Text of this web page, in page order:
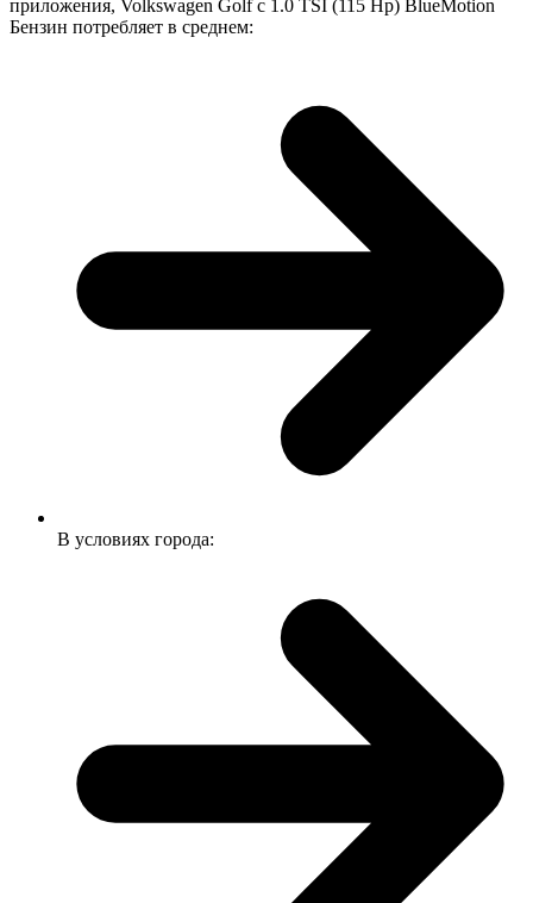
приложения, Volkswagen Golf с 1.0 TSI (115 Hp) BlueMotion
Бензин потребляет в среднем:
В условиях города: